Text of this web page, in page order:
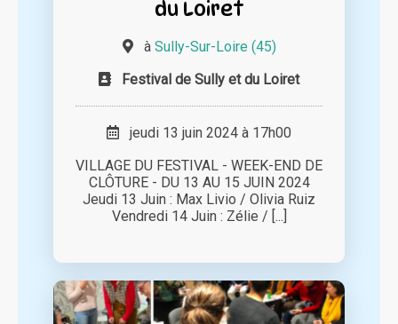
du Loiret
à Sully-Sur-Loire (45)
Festival de Sully et du Loiret
jeudi 13 juin 2024 à 17h00
VILLAGE DU FESTIVAL - WEEK-END DE
CLÔTURE - DU 13 AU 15 JUIN 2024
Jeudi 13 Juin : Max Livio / Olivia Ruiz
Vendredi 14 Juin : Zélie / [...]